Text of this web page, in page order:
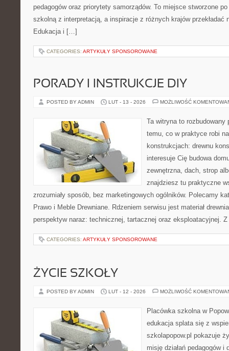
pedagogów oraz priorytety samorządów. To miejsce stworzone
szkolną z interpretacją, a inspiracje z różnych krajów przekładać
Edukacja i […]
CATEGORIES: ARTYKUŁY SPONSOROWANE
PORADY I INSTRUKCJE DIY
POSTED BY ADMIN LUT - 13 - 2026 MOŻLIWOŚĆ
Ta witryna to rozbudowany
temu, co w praktyce robi
konstrukcjach: drewnu
interesuje Cię budowa
zewnętrzna, dach, strop
znajdziesz tu praktyczne
zrozumiały sposób, bez marketingowych ogólników. Polecamy
Prawo i Meble Drewniane. Rdzeniem serwisu jest materiał
perspektyw naraz: technicznej, tartacznej oraz eksploatacyjnej.
CATEGORIES: ARTYKUŁY SPONSOROWANE
ŻYCIE SZKOŁY
POSTED BY ADMIN LUT - 12 - 2026 MOŻLIWOŚĆ
Placówka szkolna w
edukacja splata się z
szkolapopow.pl pokazuje
misję działań pedagogów i